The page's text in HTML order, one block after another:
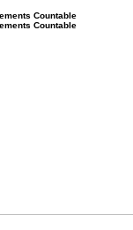
Countable
Countable